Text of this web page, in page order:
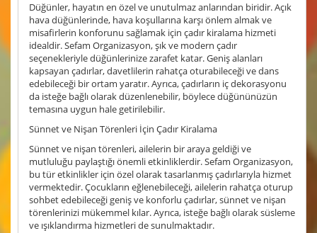
Düğünler, hayatın en özel ve unutulmaz anlarından biridir. Açık
hava düğünlerinde, hava koşullarına karşı önlem almak ve
misafirlerin konforunu sağlamak için çadır kiralama hizmeti
idealdir. Sefam Organizasyon, şık ve modern çadır
seçenekleriyle düğünlerinize zarafet katar. Geniş alanları
kapsayan çadırlar, davetlilerin rahatça oturabileceği ve dans
edebileceği bir ortam yaratır. Ayrıca, çadırların iç dekorasyonu
da isteğe bağlı olarak düzenlenebilir, böylece düğününüzün
temasına uygun hale getirilebilir.
Sünnet ve Nişan Törenleri İçin Çadır Kiralama
Sünnet ve nişan törenleri, ailelerin bir araya geldiği ve
mutluluğu paylaştığı önemli etkinliklerdir. Sefam Organizasyon,
bu tür etkinlikler için özel olarak tasarlanmış çadırlarıyla hizmet
vermektedir. Çocukların eğlenebileceği, ailelerin rahatça oturup
sohbet edebileceği geniş ve konforlu çadırlar, sünnet ve nişan
törenlerinizi mükemmel kılar. Ayrıca, isteğe bağlı olarak süsleme
ve ışıklandırma hizmetleri de sunulmaktadır.